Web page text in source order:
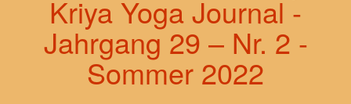
Kriya Yoga Journal -
Jahrgang 29 – Nr. 2 -
Sommer 2022